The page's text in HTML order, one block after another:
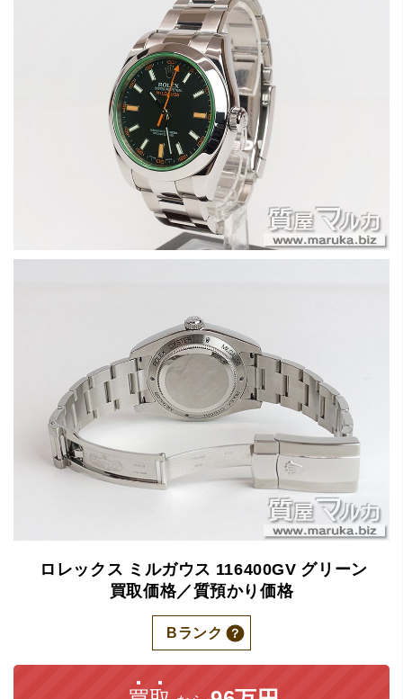
ロレックス ミルガウス 116400GV グリーン
買取価格／質預かり価格
Bランク